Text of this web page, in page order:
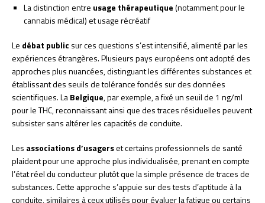
La distinction entre usage thérapeutique(notamment pour le
cannabis médical) et usage récréatif
Le débat public sur ces questions s’est intensifié, alimenté par les
expériences étrangères. Plusieurs pays européens ont adopté des
approches plus nuancées, distinguant les différentes substances et
établissant des seuils de tolérance fondés sur des données
scientifiques. LaBelgique, par exemple, a fixé un seuil de 1 ng/ml
pour le THC, reconnaissant ainsi que des traces résiduelles peuvent
subsister sans altérer les capacités de conduite.
Les associations d’usagerset certains professionnels de santé
plaident pour une approche plus individualisée, prenant en compte
l’état réel du conducteur plutôt que la simple présence de traces de
substances. Cette approche s’appuie sur des tests d’aptitude à la
conduite, similaires à ceux utilisés pour évaluer la fatigue ou certains